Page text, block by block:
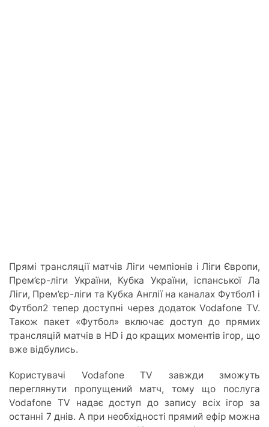
Прямі трансляції матчів Ліги чемпіонів і Ліги Європи,
Прем’єр-ліги України, Кубка України, іспанської Ла
Ліги, Прем’єр-ліги та Кубка Англії на каналах Футбол1 і
Футбол2 тепер доступні через додаток Vodafone TV.
Також пакет «Футбол» включає доступ до прямих
трансляцій матчів в HD і до кращих моментів ігор, що
вже відбулись.
Користувачі Vodafone TV завжди зможуть
переглянути пропущений матч, тому що послуга
Vodafone TV надає доступ до запису всіх ігор за
останні 7 днів. А при необхідності прямий ефір можна